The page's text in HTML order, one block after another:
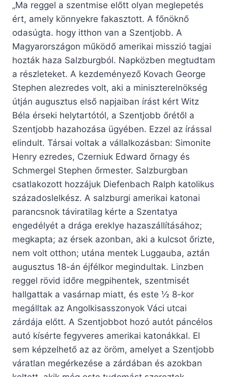
„Ma reggel a szentmise előtt olyan meglepetés
ért, amely könnyekre fakasztott. A főnöknő
odasúgta. hogy itthon van a Szentjobb. A
Magyarországon működő amerikai misszió tagjai
hozták haza Salzburgból. Napközben megtudtam
a részleteket. A kezdeményező Kovach George
Stephen alezredes volt, aki a miniszterelnökség
útján augusztus első napjaiban írást kért Witz
Béla érseki helytartótól, a Szentjobb őrétől a
Szentjobb hazahozása ügyében. Ezzel az írással
elindult. Társai voltak a vállalkozásban: Simonite
Henry ezredes, Czerniuk Edward őrnagy és
Schmergel Stephen őrmester. Salzburgban
csatlakozott hozzájuk Diefenbach Ralph katolikus
századoslelkész. A salzburgi amerikai katonai
parancsnok táviratilag kérte a Szentatya
engedélyét a drága ereklye hazaszállításához;
megkapta; az érsek azonban, aki a kulcsot őrizte,
nem volt otthon; utána mentek Luggauba, aztán
augusztus 18-án éjfélkor megindultak. Linzben
reggel rövid időre megpihentek, szentmisét
hallgattak a vasárnap miatt, és este ½ 8-kor
megálltak az Angolkisasszonyok Váci utcai
zárdája előtt. A Szentjobbot hozó autót páncélos
autó kísérte fegyveres amerikai katonákkal. El
sem képzelhető az az öröm, amelyet a Szentjobb
váratlan megérkezése a zárdában és azokban